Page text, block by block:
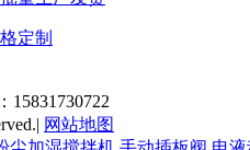
定制
网站地图